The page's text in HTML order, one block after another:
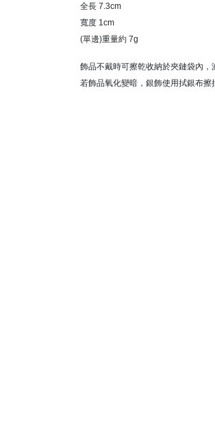
全長 7.3cm
寬度 1cm
(單邊)重量約 7g
飾品不戴時可擦乾收納於夾鏈袋內，
若飾品氧化變暗，銀飾使用拭銀布擦